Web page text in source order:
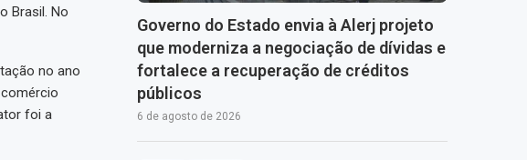
Brasil. No
no ano
foi a
Governo do Estado envia à Alerj projeto
que moderniza a negociação de dívidas e
fortalece a recuperação de créditos
públicos
6 de agosto de 2026